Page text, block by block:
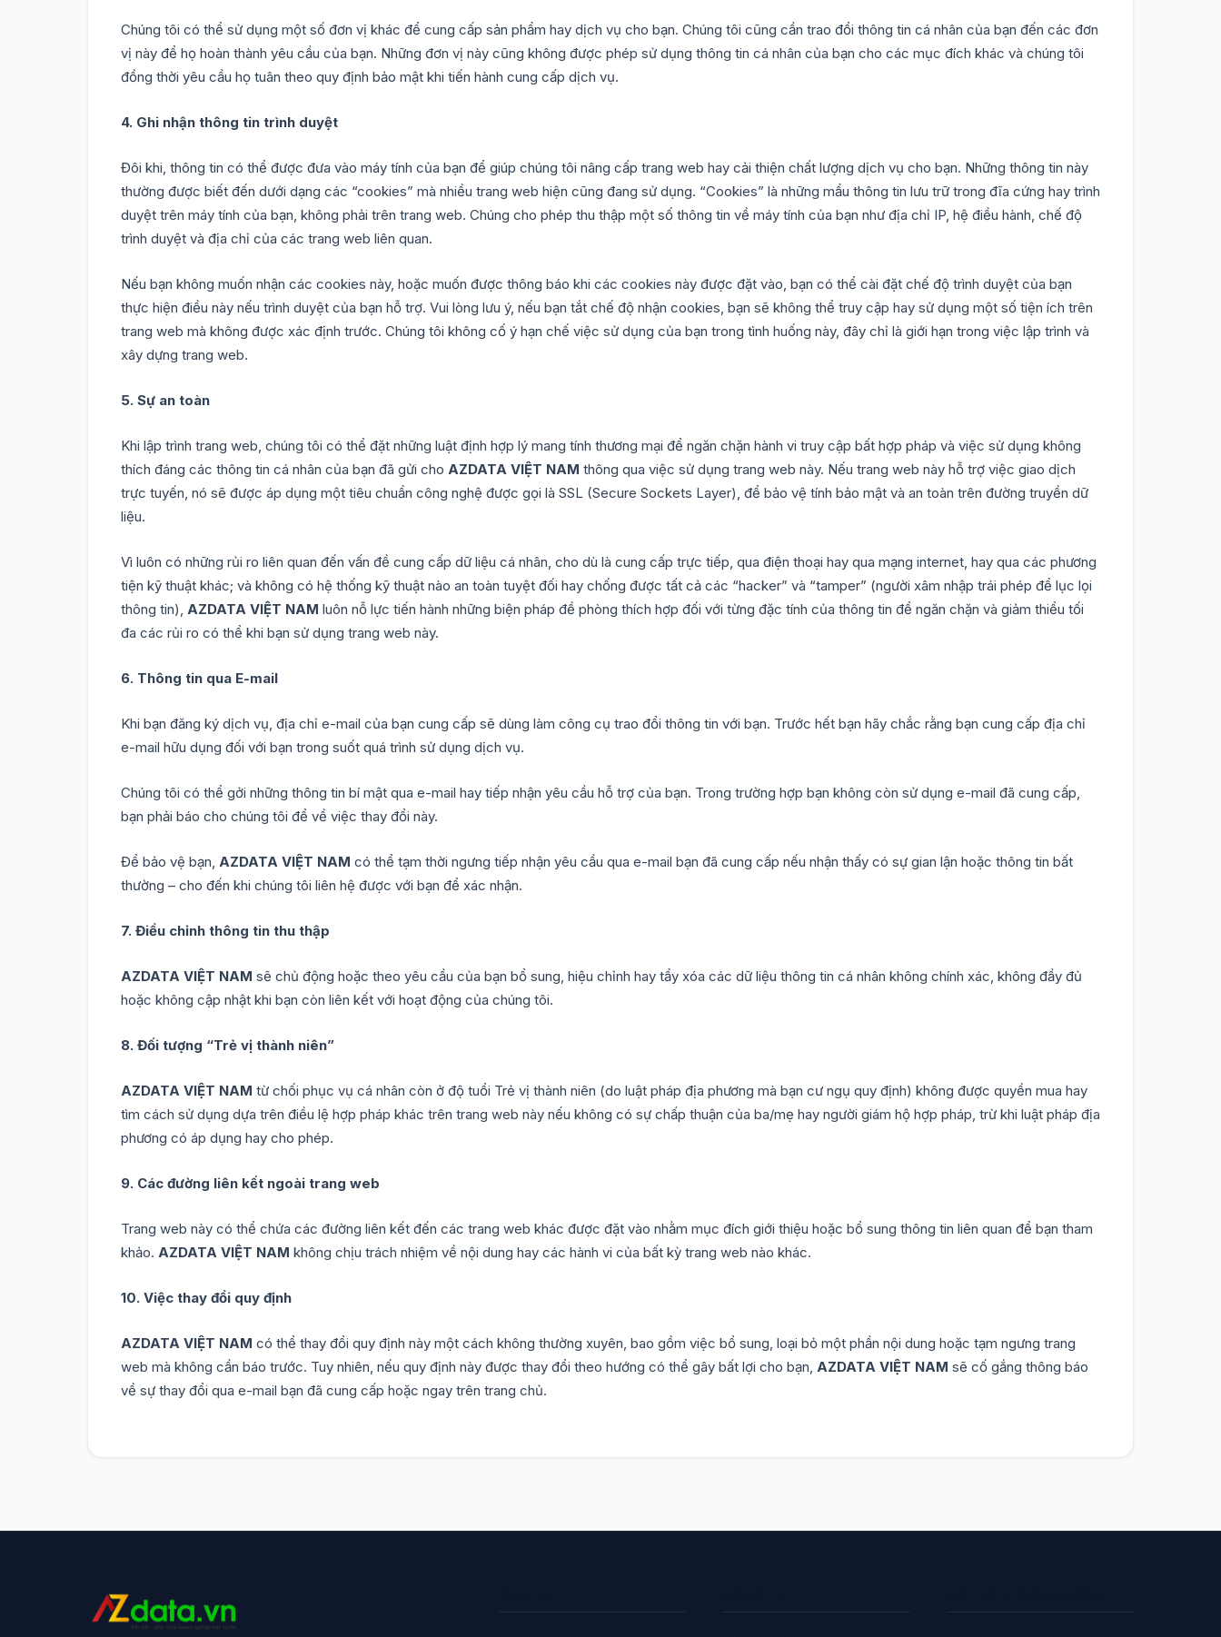
Chúng tôi có thể sử dụng một số đơn vị khác để cung cấp sản phẩm hay dịch vụ cho bạn. Chúng tôi cũng cần trao đổi thông tin cá nhân của bạn đến các đơn
vị này để họ hoàn thành yêu cầu của bạn. Những đơn vị này cũng không được phép sử dụng thông tin cá nhân của bạn cho các mục đích khác và chúng tôi
đồng thời yêu cầu họ tuân theo quy định bảo mật khi tiến hành cung cấp dịch vụ.
4. Ghi nhận thông tin trình duyệt
Đôi khi, thông tin có thể được đưa vào máy tính của bạn để giúp chúng tôi nâng cấp trang web hay cải thiện chất lượng dịch vụ cho bạn. Những thông tin này
thường được biết đến dưới dạng các “cookies” mà nhiều trang web hiện cũng đang sử dụng. “Cookies” là những mẩu thông tin lưu trữ trong đĩa cứng hay trình
duyệt trên máy tính của bạn, không phải trên trang web. Chúng cho phép thu thập một số thông tin về máy tính của bạn như địa chỉ IP, hệ điều hành, chế độ
trình duyệt và địa chỉ của các trang web liên quan.
Nếu bạn không muốn nhận các cookies này, hoặc muốn được thông báo khi các cookies này được đặt vào, bạn có thể cài đặt chế độ trình duyệt của bạn
thực hiện điều này nếu trình duyệt của bạn hỗ trợ. Vui lòng lưu ý, nếu bạn tắt chế độ nhận cookies, bạn sẽ không thể truy cập hay sử dụng một số tiện ích trên
trang web mà không được xác định trước. Chúng tôi không cố ý hạn chế việc sử dụng của bạn trong tình huống này, đây chỉ là giới hạn trong việc lập trình và
xây dựng trang web.
5. Sự an toàn
Khi lập trình trang web, chúng tôi có thể đặt những luật định hợp lý mang tính thương mại để ngăn chặn hành vi truy cập bất hợp pháp và việc sử dụng không
thích đáng các thông tin cá nhân của bạn đã gửi cho AZDATA VIỆT NAM thông qua việc sử dụng trang web này. Nếu trang web này hỗ trợ việc giao dịch
trực tuyến, nó sẽ được áp dụng một tiêu chuẩn công nghệ được gọi là SSL (Secure Sockets Layer), để bảo vệ tính bảo mật và an toàn trên đường truyền dữ
liệu.
Vì luôn có những rủi ro liên quan đến vấn đề cung cấp dữ liệu cá nhân, cho dù là cung cấp trực tiếp, qua điện thoại hay qua mạng internet, hay qua các phương
tiện kỹ thuật khác; và không có hệ thống kỹ thuật nào an toàn tuyệt đối hay chống được tất cả các “hacker” và “tamper” (người xâm nhập trái phép để lục lọi
thông tin), AZDATA VIỆT NAM luôn nỗ lực tiến hành những biện pháp đề phòng thích hợp đối với từng đặc tính của thông tin để ngăn chặn và giảm thiểu tối
đa các rủi ro có thể khi bạn sử dụng trang web này.
6. Thông tin qua E-mail
Khi bạn đăng ký dịch vụ, địa chỉ e-mail của bạn cung cấp sẽ dùng làm công cụ trao đổi thông tin với bạn. Trước hết bạn hãy chắc rằng bạn cung cấp địa chỉ
e-mail hữu dụng đối với bạn trong suốt quá trình sử dụng dịch vụ.
Chúng tôi có thể gởi những thông tin bí mật qua e-mail hay tiếp nhận yêu cầu hỗ trợ của bạn. Trong trường hợp bạn không còn sử dụng e-mail đã cung cấp,
bạn phải báo cho chúng tôi để về việc thay đổi này.
Để bảo vệ bạn, AZDATA VIỆT NAM có thể tạm thời ngưng tiếp nhận yêu cầu qua e-mail bạn đã cung cấp nếu nhận thấy có sự gian lận hoặc thông tin bất
thường – cho đến khi chúng tôi liên hệ được với bạn để xác nhận.
7. Điều chỉnh thông tin thu thập
AZDATA VIỆT NAM sẽ chủ động hoặc theo yêu cầu của bạn bổ sung, hiệu chỉnh hay tẩy xóa các dữ liệu thông tin cá nhân không chính xác, không đầy đủ
hoặc không cập nhật khi bạn còn liên kết với hoạt động của chúng tôi.
8. Đối tượng “Trẻ vị thành niên”
AZDATA VIỆT NAM từ chối phục vụ cá nhân còn ở độ tuổi Trẻ vị thành niên (do luật pháp địa phương mà bạn cư ngụ quy định) không được quyền mua hay
tìm cách sử dụng dựa trên điều lệ hợp pháp khác trên trang web này nếu không có sự chấp thuận của ba/mẹ hay người giám hộ hợp pháp, trừ khi luật pháp địa
phương có áp dụng hay cho phép.
9. Các đường liên kết ngoài trang web
Trang web này có thể chứa các đường liên kết đến các trang web khác được đặt vào nhằm mục đích giới thiệu hoặc bổ sung thông tin liên quan để bạn tham
khảo. AZDATA VIỆT NAM không chịu trách nhiệm về nội dung hay các hành vi của bất kỳ trang web nào khác.
10. Việc thay đổi quy định
AZDATA VIỆT NAM có thể thay đổi quy định này một cách không thường xuyên, bao gồm việc bổ sung, loại bỏ một phần nội dung hoặc tạm ngưng trang
web mà không cần báo trước. Tuy nhiên, nếu quy định này được thay đổi theo hướng có thể gây bất lợi cho bạn, AZDATA VIỆT NAM sẽ cố gắng thông báo
về sự thay đổi qua e-mail bạn đã cung cấp hoặc ngay trên trang chủ.